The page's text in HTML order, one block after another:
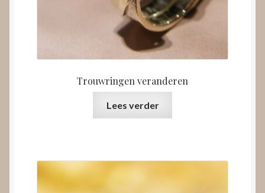
Trouwringen veranderen
Lees verder